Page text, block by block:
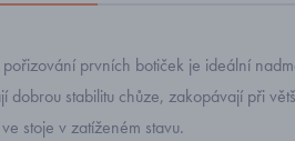
prvních botiček je ideální
dobrou stabilitu chůze, zakopávají při
stoje v zatíženém stavu.